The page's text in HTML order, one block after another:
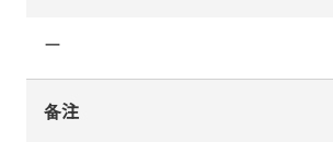
ー
备注